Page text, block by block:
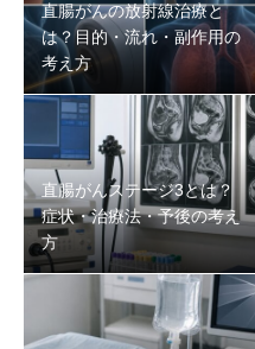
直腸がんの放射線治療と
は？目的・流れ・副作用の
考え方
直腸がんステージ3とは？
症状・治療法・予後の考え
方